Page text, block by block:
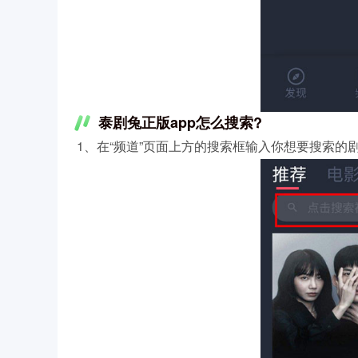
泰剧兔正版app怎么搜索?
1、在“频道”页面上方的搜索框输入你想要搜索的